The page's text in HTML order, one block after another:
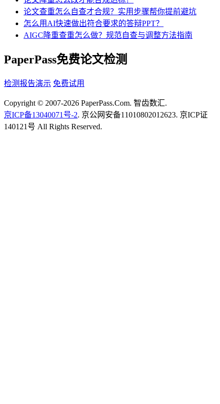
论文查重怎么自查才合规？实用步骤帮你提前避坑
怎么用AI快速做出符合要求的答辩PPT？
AIGC降重查重怎么做？规范自查与调整方法指南
PaperPass免费论文检测
检测报告演示 免费试用
Copyright © 2007-2026 PaperPass.Com. 智齿数汇.
京ICP备13040071号-2. 京公网安备11010802012623. 京ICP证
140121号 All Rights Reserved.